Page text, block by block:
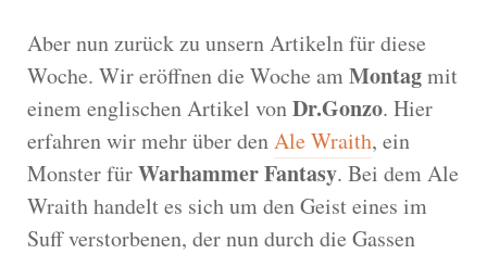
Aber nun zurück zu unsern Artikeln für diese
Woche. Wir eröffnen die Woche amMontagmit
einem englischen Artikel vonDr.Gonzo. Hier
erfahren wir mehr über denAle Wraith, ein
Monster fürWarhammer Fantasy. Bei dem Ale
Wraith handelt es sich um den Geist eines im
Suff verstorbenen, der nun durch die Gassen